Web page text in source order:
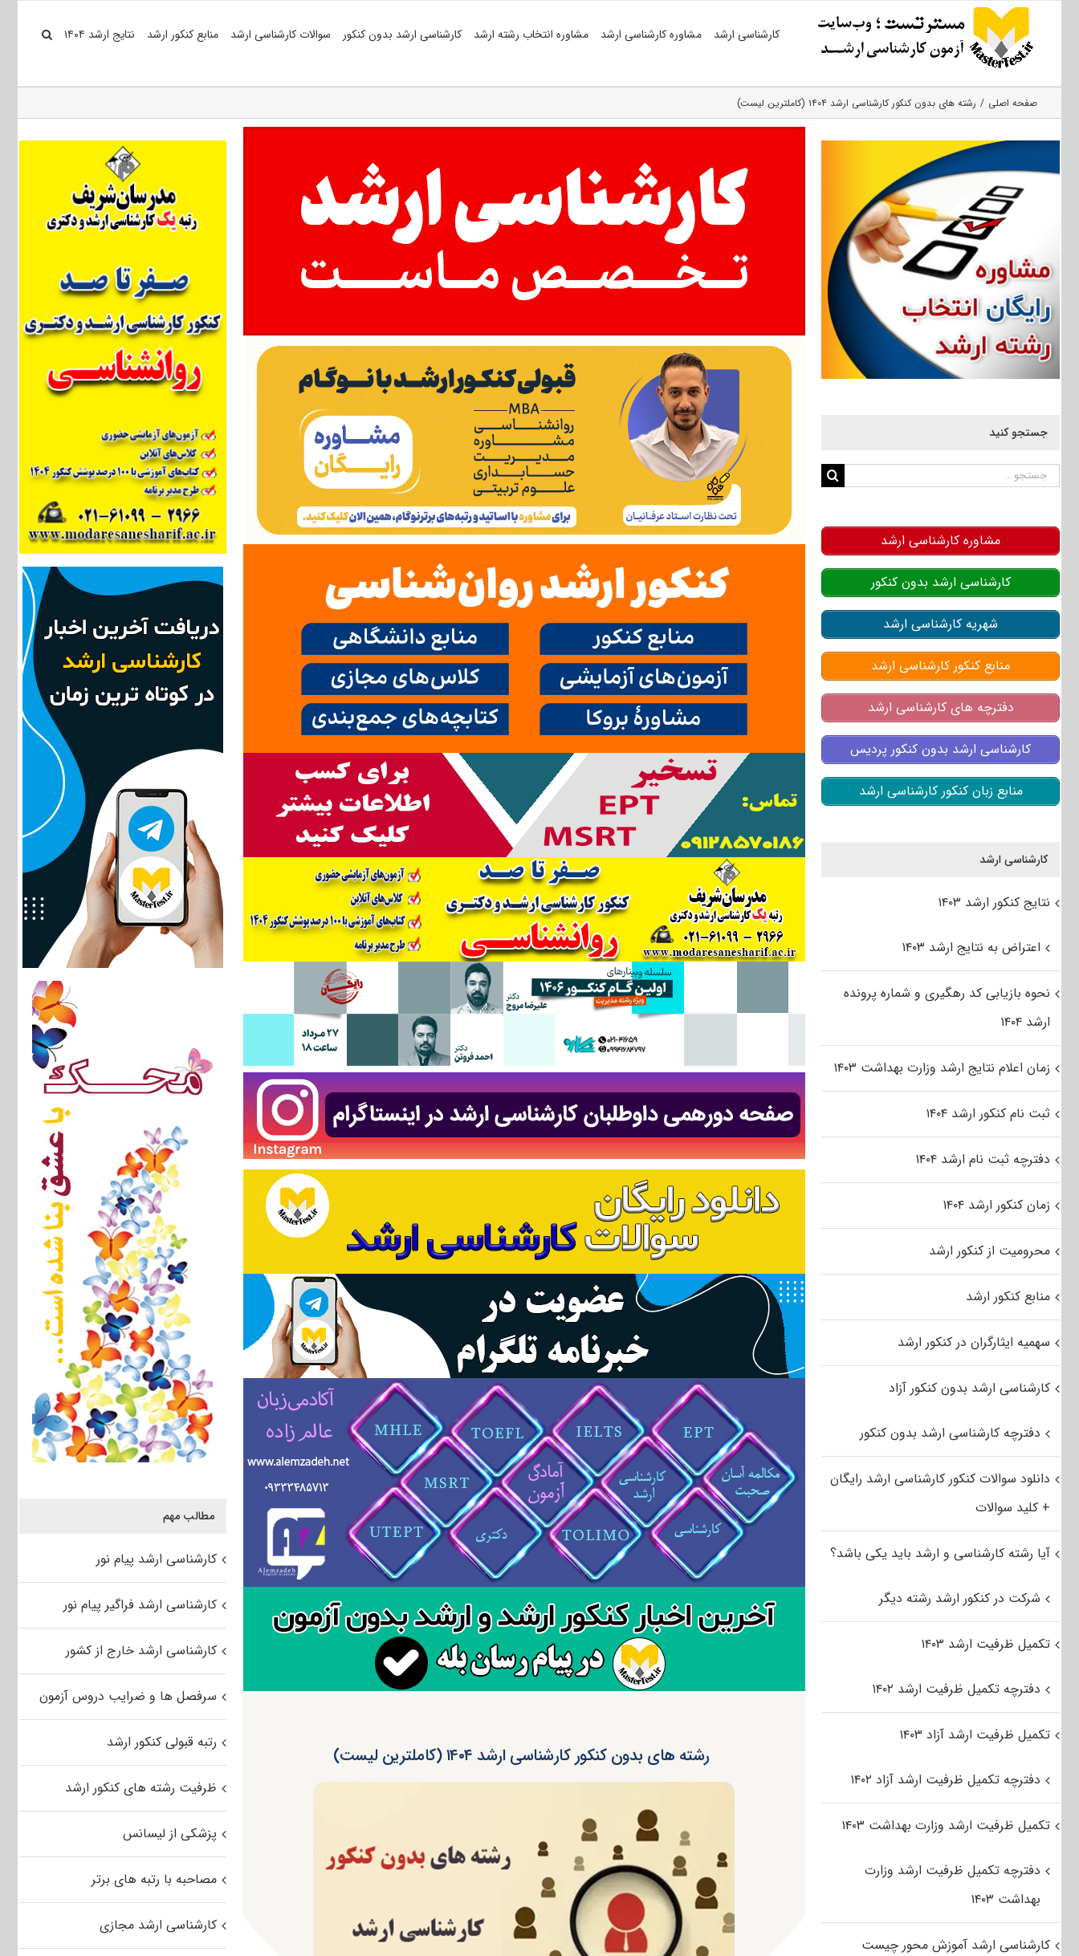
کارشناسی ارشد مشاوره کارشناسی ارشد مشاوره انتخاب رشته ارشد کارشناسی ارشد بدون کنکور سوالات کارشناسی ارشد منابع کنکور ارشد نتایج ارشد ۱۴۰۴
صفحه اصلی رشته های بدون کنکور کارشناسی ارشد ۱۴۰۴ (کاملترین لیست)
رشته های بدون کنکور کارشناسی ارشد ۱۴۰۴ (کاملترین لیست)
مطالب مهم
کارشناسی ارشد پیام نور
کارشناسی ارشد فراگیر پیام نور
کارشناسی ارشد خارج از کشور
سرفصل ها و ضرایب دروس آزمون
رتبه قبولی کنکور ارشد
ظرفیت رشته های کنکور ارشد
پزشکی از لیسانس
مصاحبه با رتبه های برتر
کارشناسی ارشد مجازی
جستجو کنید
جستجو
مشاوره کارشناسی ارشد
کارشناسی ارشد بدون کنکور
شهریه کارشناسی ارشد
منابع کنکور کارشناسی ارشد
دفترچه های کارشناسی ارشد
کارشناسی ارشد بدون کنکور پردیس
منابع زبان کنکور کارشناسی ارشد
کارشناسی ارشد
نتایج کنکور ارشد ۱۴۰۳
اعتراض به نتایج ارشد ۱۴۰۳
نحوه بازیابی کد رهگیری و شماره پرونده
ارشد ۱۴۰۴
زمان اعلام نتایج ارشد وزارت بهداشت ۱۴۰۳
ثبت نام کنکور ارشد ۱۴۰۴
دفترچه ثبت نام ارشد ۱۴۰۴
زمان کنکور ارشد ۱۴۰۴
محرومیت از کنکور ارشد
منابع کنکور ارشد
سهمیه ایثارگران در کنکور ارشد
کارشناسی ارشد بدون کنکور آزاد
دفترچه کارشناسی ارشد بدون کنکور
دانلود سوالات کنکور کارشناسی ارشد رایگان
+ کلید سوالات
آیا رشته کارشناسی و ارشد باید یکی باشد؟
شرکت در کنکور ارشد رشته دیگر
تکمیل ظرفیت ارشد ۱۴۰۳
دفترچه تکمیل ظرفیت ارشد ۱۴۰۲
تکمیل ظرفیت ارشد آزاد ۱۴۰۳
دفترچه تکمیل ظرفیت ارشد آزاد ۱۴۰۲
تکمیل ظرفیت ارشد وزارت بهداشت ۱۴۰۳
دفترچه تکمیل ظرفیت ارشد وزارت
بهداشت ۱۴۰۳
کارشناسی ارشد آموزش محور چیست